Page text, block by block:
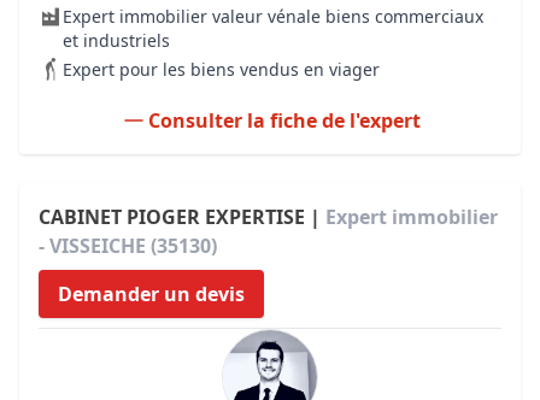
Expert immobilier valeur vénale biens commerciaux
et industriels
Expert pour les biens vendus en viager
Consulter la fiche de l'expert
CABINET PIOGER EXPERTISE | Expert immobilier
- VISSEICHE (35130)
Demander un devis